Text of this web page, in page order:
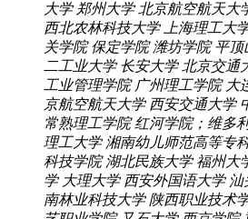
大学 郑州大学 北京航空航天大
西北农林科技大学
上海理工大
关学院 保定学院 潍坊学院 平顶
二工业大学 长安大学 北京交通
工业管理学院 广州理工学院 大
京航空航天大学 西安交通大学
常熟理工学院 红河学院；维多
理工大学 湘南幼儿师范高等专
科技学院 湖北民族大学 福州大
学 大理大学 西安外国语大学 汕
南林业科技大学 陕西职业技术